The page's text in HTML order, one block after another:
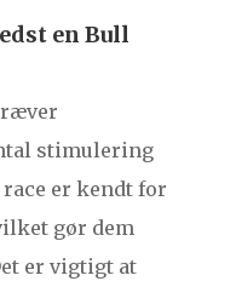
en Bull
stimulering
er kendt for
gør dem
er vigtigt at